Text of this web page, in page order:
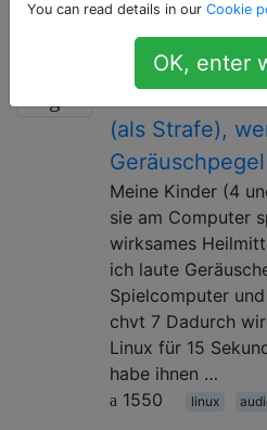
Sie ein spezifischeres Tag.
Wie mache
einen
(als Strafe),
Meine Kinder (4
sie am Computer
wirksames
ich laute
Spielcomputer
chvt 7 Dadurch
Linux für 15
habe ihnen …
1550
linux
You can read details in our Cookie
OK, enter